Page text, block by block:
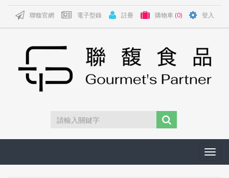
聯馥官網 電子型錄 註冊 購物車 (0) 登入